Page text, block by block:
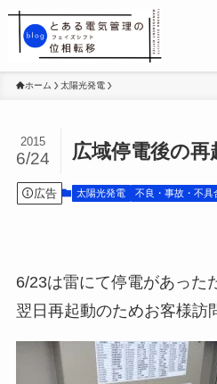
ホーム 太陽光発電
広域停電後の再
2015
6/24
広告 太陽光発電 不良・事故・不具
6/23は雷にて停電があった
翌日再起動のためお客様訪